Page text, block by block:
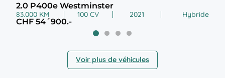
2.0 P400e Westminster
83.000 KM 100 CV 2021 Hybride
CHF 54´900.-
Voir plus de véhicules